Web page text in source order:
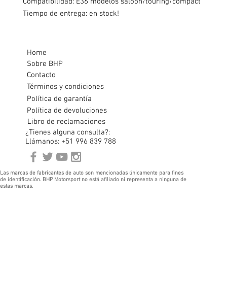
Tiempo de entrega: en stock!
Home
Sobre BHP
Contacto
Términos y condiciones
Política de garantía
Política de devoluciones
Libro de reclamaciones
¿Tienes alguna consulta?:
Llámanos: +51 996 839 788
Las marcas de fabricantes de auto son mencionadas únicamente para fines
de identificación. BHP Motorsport no está afiliado ni representa a ninguna de
estas marcas.